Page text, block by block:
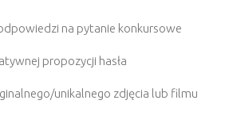
na pytanie konkursowe
propozycji hasła
unikalnego zdjęcia lub filmu